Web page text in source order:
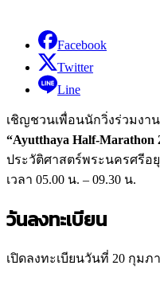
Facebook
Twitter
Line
เชิญชวนเพื่อนนักวิ่งร่วมงา
“Ayutthaya Half-Marathon
ประวัติศาสตร์พระนครศรีอ
เวลา 05.00 น. – 09.30 น.
วันลงทะเบียน
เปิดลงทะเบียนวันที่ 20 กุมภ